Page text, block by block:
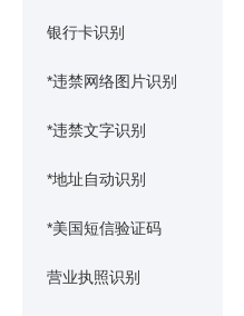
银行卡识别
*违禁网络图片识别
*违禁文字识别
*地址自动识别
*美国短信验证码
营业执照识别